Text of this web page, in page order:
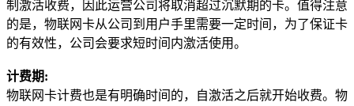
制激活收费，因此运营公司将取消超过沉默期的卡。值得注意
的是，物联网卡从公司到用户手里需要一定时间，为了保证卡
的有效性，公司会要求短时间内激活使用。
计费期:
物联网卡计费也是有明确时间的，自激活之后就开始收费。物